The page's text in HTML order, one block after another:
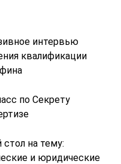
интервью
квалификации
по Секрету
на тему:
и юридические